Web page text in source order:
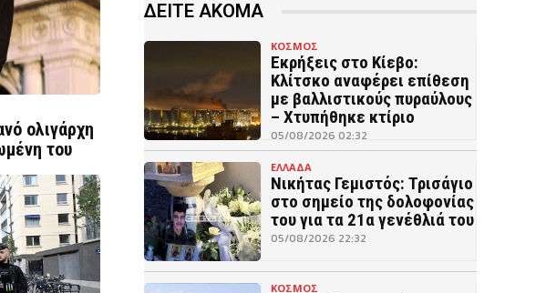
ολιγάρχη
του
ΔΕΙΤΕ ΑΚΟΜΑ
ΚΟΣΜΟΣ
Εκρήξεις στο Κίεβο:
Κλίτσκο αναφέρει επίθεση
με βαλλιστικούς πυραύλους
– Χτυπήθηκε κτίριο
05/08/2026 02:32
ΕΛΛΑΔΑ
Νικήτας Γεμιστός: Τρισάγιο
στο σημείο της δολοφονίας
του για τα 21α γενέθλιά του
05/08/2026 22:32
ΚΟΣΜΟΣ